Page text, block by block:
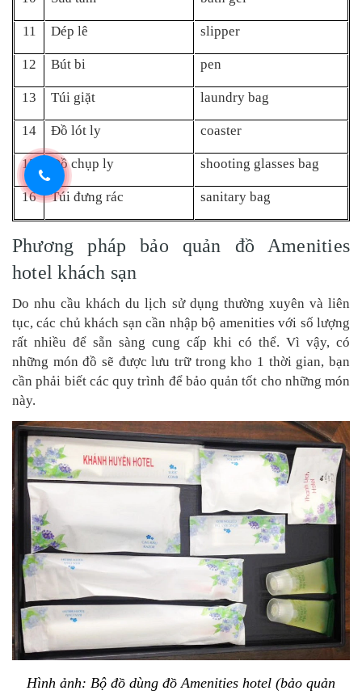
11 Dép lê slipper
12 Bút bi pen
13 Túi giặt laundry bag
14 Đồ lót ly coaster
15 Đồ chụp ly shooting glasses bag
16 Túi đưng rác sanitary bag
Phương pháp bảo quản đồ Amenities
hotel khách sạn
Do nhu cầu khách du lịch sử dụng thường xuyên và liên
tục, các chủ khách sạn cần nhập bộ amenities với số lượng
rất nhiều để sẵn sàng cung cấp khi có thể. Vì vậy, có
những món đồ sẽ được lưu trữ trong kho 1 thời gian, bạn
cần phải biết các quy trình để bảo quản tốt cho những món
này.
Hình ảnh: Bộ đồ dùng đồ Amenities hotel (bảo quản